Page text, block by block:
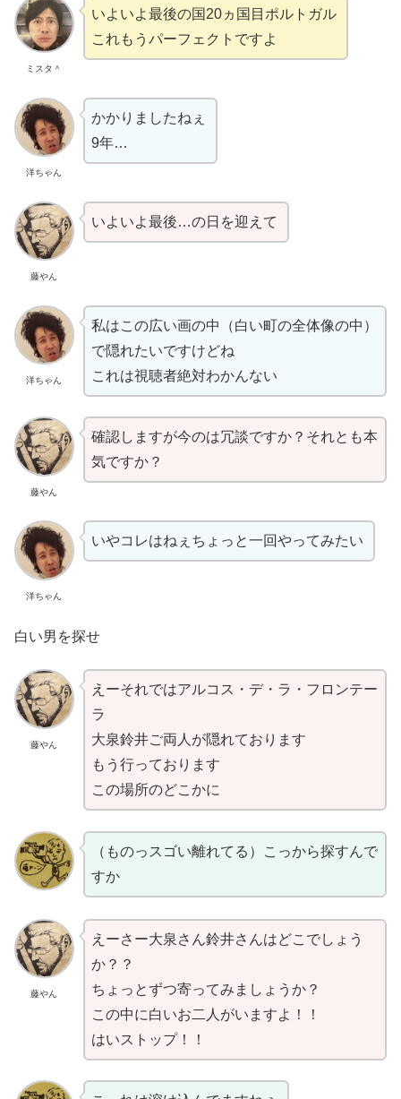
ミスタ＾
いよいよ最後の国20ヵ国目ポルトガル
これもうパーフェクトですよ
洋ちゃん
かかりましたねぇ
9年…
藤やん
いよいよ最後…の日を迎えて
洋ちゃん
私はこの広い画の中（白い町の全体像の中）
で隠れたいですけどね
これは視聴者絶対わかんない
藤やん
確認しますが今のは冗談ですか？それとも本
気ですか？
洋ちゃん
いやコレはねぇちょっと一回やってみたい
白い男を探せ
藤やん
えーそれではアルコス・デ・ラ・フロンテー
ラ
大泉鈴井ご両人が隠れております
もう行っております
この場所のどこかに
（ものっスゴい離れてる）こっから探すんで
すか
藤やん
えーさー大泉さん鈴井さんはどこでしょう
か？？
ちょっとずつ寄ってみましょうか？
この中に白いお二人がいますよ！！
はいストップ！！